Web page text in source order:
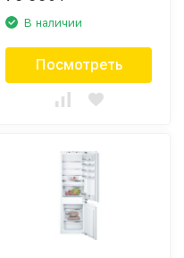
В наличии
Посмотреть